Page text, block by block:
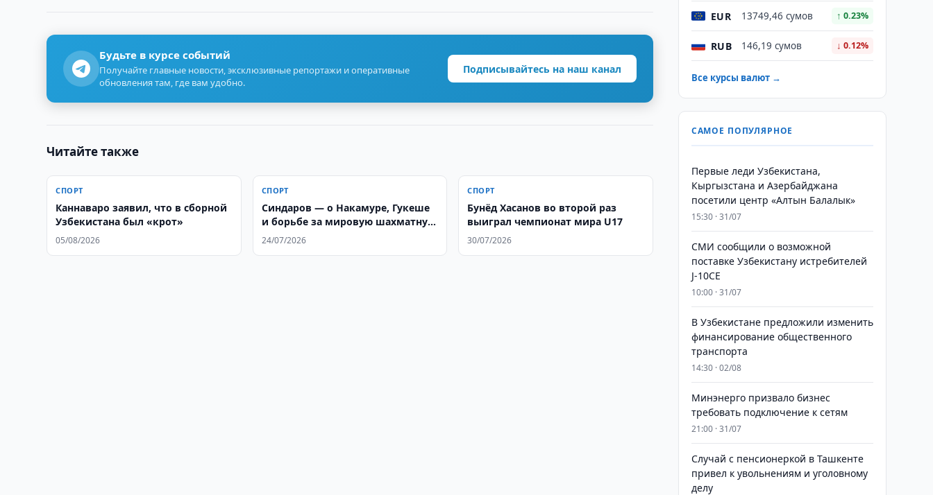
Будьте в курсе событий
Получайте главные новости, эксклюзивные репортажи и оперативные
обновления там, где вам удобно.
Подписывайтесь на наш канал
Читайте также
СПОРТ
Каннаваро заявил, что в сборной
Узбекистана был «крот»
05/08/2026
СПОРТ
Синдаров — о Накамуре, Гукеше
и борьбе за мировую шахматную
корону
24/07/2026
СПОРТ
Бунёд Хасанов во второй раз
выиграл чемпионат мира U17
30/07/2026
EUR 13749,46 сумов ↑ 0.23%
RUB 146,19 сумов ↓ 0.12%
Все курсы валют →
САМОЕ ПОПУЛЯРНОЕ
Первые леди Узбекистана,
Кыргызстана и Азербайджана
посетили центр «Алтын Балалык»
15:30 · 31/07
СМИ сообщили о возможной
поставке Узбекистану истребителей
J-10CE
10:00 · 31/07
В Узбекистане предложили изменить
финансирование общественного
транспорта
14:30 · 02/08
Минэнерго призвало бизнес
требовать подключение к сетям
21:00 · 31/07
Случай с пенсионеркой в Ташкенте
привел к увольнениям и уголовному
делу